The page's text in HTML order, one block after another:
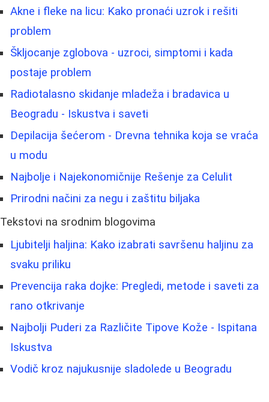
Akne i fleke na licu: Kako pronaći uzrok i rešiti
problem
Škljocanje zglobova - uzroci, simptomi i kada
postaje problem
Radiotalasno skidanje mladeža i bradavica u
Beogradu - Iskustva i saveti
Depilacija šećerom - Drevna tehnika koja se vraća
u modu
Najbolje i Najekonomičnije Rešenje za Celulit
Prirodni načini za negu i zaštitu biljaka
Tekstovi na srodnim blogovima
Ljubitelji haljina: Kako izabrati savršenu haljinu za
svaku priliku
Prevencija raka dojke: Pregledi, metode i saveti za
rano otkrivanje
Najbolji Puderi za Različite Tipove Kože - Ispitana
Iskustva
Vodič kroz najukusnije sladolede u Beogradu